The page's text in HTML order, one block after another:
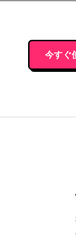
今すぐ